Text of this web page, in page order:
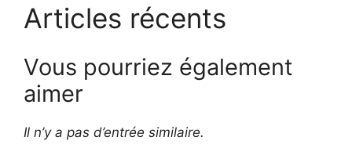
Articles récents
Vous pourriez également
aimer
Il n’y a pas d’entrée similaire.